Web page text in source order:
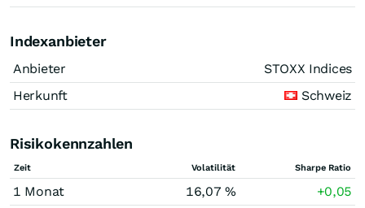
Indexanbieter
Anbieter
STOXX Indices
Herkunft
Schweiz
Risikokennzahlen
Zeit Volatilität Sharpe Ratio
1 Monat 16,07 %
+0,05